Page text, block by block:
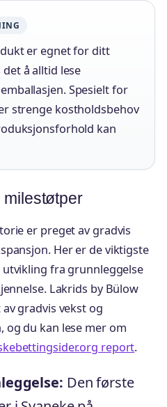
er egnet for ditt
å alltid lese
Spesielt for
strenge kostholdsbehov
kan
milestøtper
er preget av gradvis
Her er de viktigste
fra grunnleggelse
Lakrids by Bülow
gradvis vekst og
og du kan lese mer om
report.
Den første